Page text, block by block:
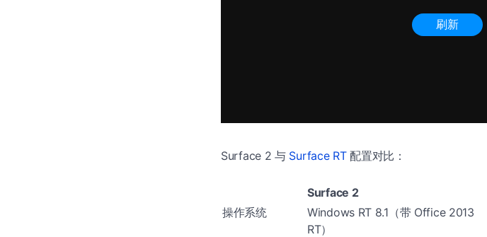
Surface 2 与 Surface RT配置对比：
Surface 2
操作系统
Windows RT 8.1（带 Office 2013
RT）